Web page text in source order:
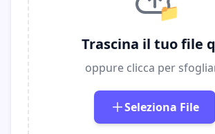
📁
Trascina il tuo file
oppure clicca per
Seleziona File